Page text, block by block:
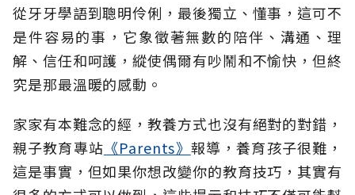
從牙牙學語到聰明伶俐，最後獨立、懂事，這可不
是件容易的事，它象徵著無數的陪伴、溝通、理
解、信任和呵護，縱使偶爾有吵鬧和不愉快，但終
究是那最溫暖的感動。
家家有本難念的經，教養方式也沒有絕對的對錯，
親子教育專站 《Parents》 報導，養育孩子很難，
這是事實，但如果你想改變你的教育技巧，其實有